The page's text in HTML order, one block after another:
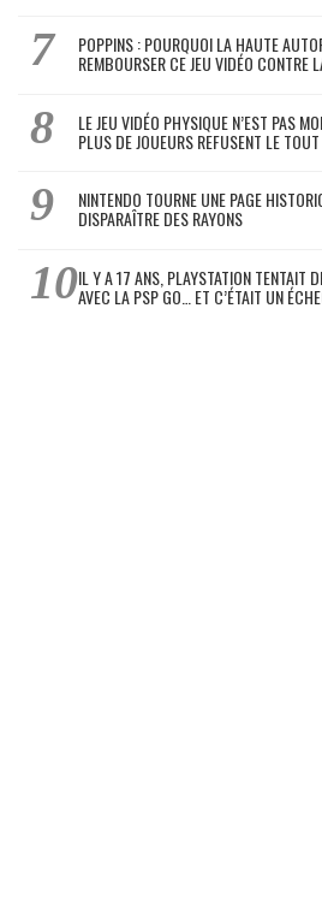
POPPINS : POURQUOI LA HAUTE
REMBOURSER CE JEU VIDÉO CONTRE
LE JEU VIDÉO PHYSIQUE N’EST PAS
PLUS DE JOUEURS REFUSENT LE
NINTENDO TOURNE UNE PAGE
DISPARAÎTRE DES RAYONS
IL Y A 17 ANS, PLAYSTATION TENTAIT
AVEC LA PSP GO… ET C’ÉTAIT UN